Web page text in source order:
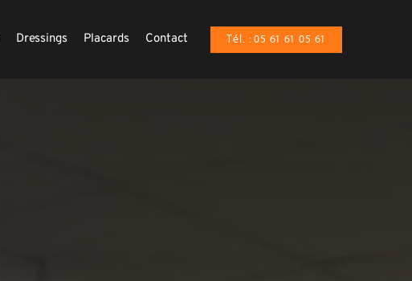
Dressings Placards Contact Tél. : 05 61 61 05 61